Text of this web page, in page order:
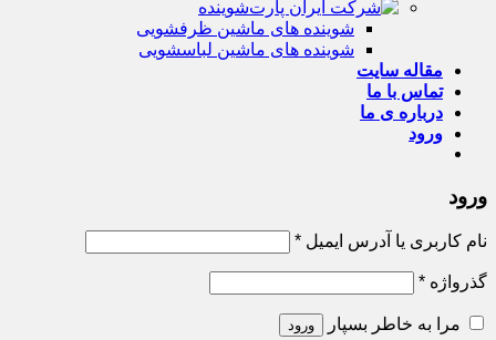
شوینده
شوینده های ماشین ظرفشویی
شوینده های ماشین لباسشویی
مقاله سایت
تماس با ما
درباره ی ما
ورود
ورود
نام کاربری یا آدرس ایمیل *الزامی
گذرواژه *الزامی
مرا به خاطر بسپار ورود